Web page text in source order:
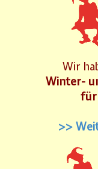
Wir
Winter-
für
>>